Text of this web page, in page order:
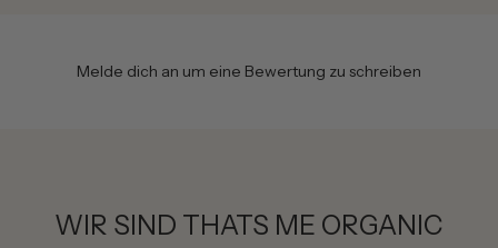
Melde dich an um eine Bewertung zu schreiben
WIR SIND THATS ME ORGANIC